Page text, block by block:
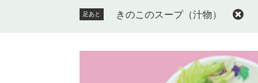
足あと きのこのスープ（汁物）